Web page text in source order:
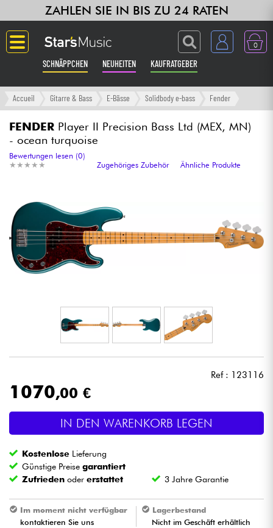
ZAHLEN SIE IN BIS ZU 24 RATEN
0
SCHNÄPPCHEN NEUHEITEN KAUFRATGEBER
Langue
Gitarre & Bass
Verstärker & Effekte
Synths & samplers
Studio
Mikros
Licht
Blasinstrumente
Violinen & Quartett
Accueil Gitarre & Bass E-Bässe Solidbody e-bass Fender
FENDER Player II Precision Bass Ltd (MEX, MN)
- ocean turquoise
★ ★ ★ ★ ★
★ ★ ★ ★ ★
Bewertungen lesen (0)
Zugehöriges Zubehör
Ähnliche Produkte
Ref : 123116
1070,00 €
IN DEN WARENKORB LEGEN
Kostenlose Lieferung
Günstige Preisegarantiert
Zufrieden odererstattet 3 Jahre Garantie
Im moment nicht verfügbar
kontaktieren Sie uns
Lagerbestand
Nicht im Geschäft erhältlich